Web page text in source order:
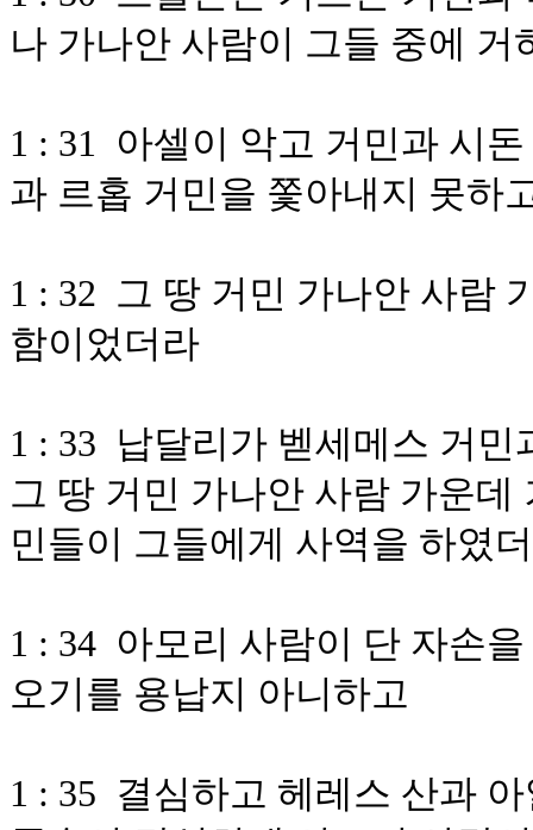
나 가나안 사람이 그들 중에 거
1 : 31 아셀이 악고 거민과 시
과 르홉 거민을 쫓아내지 못하
1 : 32 그 땅 거민 가나안 사람
함이었더라
1 : 33 납달리가 벧세메스 거
그 땅 거민 가나안 사람 가운
민들이 그들에게 사역을 하였
1 : 34 아모리 사람이 단 자손
오기를 용납지 아니하고
1 : 35 결심하고 헤레스 산과